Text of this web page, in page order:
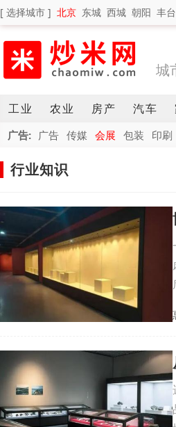
[ 选择城市 ] 北京 东城 西城 朝阳 丰台
城
工业 农业 房产 汽车
广告: 广告 传媒 会展 包装 印刷
行业知识